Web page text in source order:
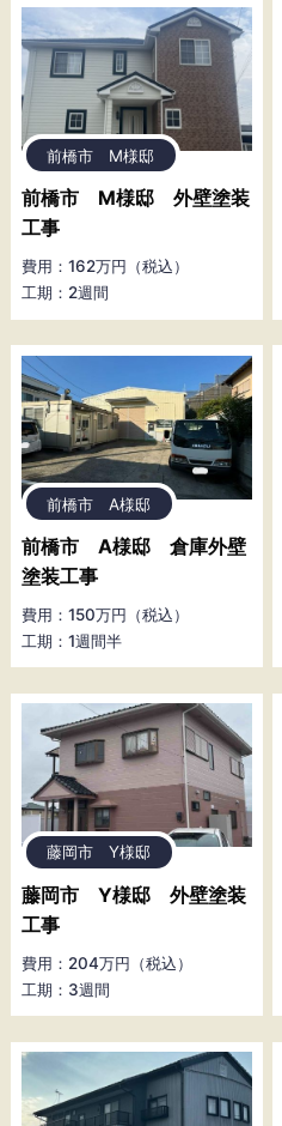
前橋市 M様邸
前橋市 M様邸 外壁塗装
工事
費用：162万円（税込）
工期：2週間
前橋市 A様邸
前橋市 A様邸 倉庫外壁
塗装工事
費用：150万円（税込）
工期：1週間半
藤岡市 Y様邸
藤岡市 Y様邸 外壁塗装
工事
費用：204万円（税込）
工期：3週間